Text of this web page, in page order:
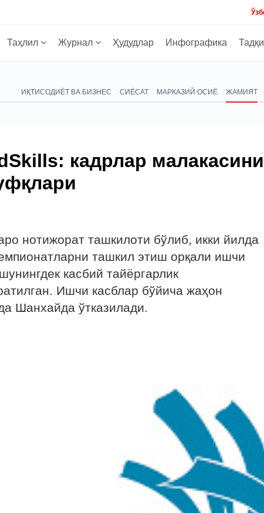
Таҳлил Журнал Ҳудудлар Инфографика
ИҚТИСОДИЁТ ВА БИЗНЕС СИЁСАТ МАРКАЗИЙ ОСИЁ ЖАМИЯТ
кадрлар малакасини
нотижорат ташкилоти бўлиб, икки йилда
ташкил этиш орқали ишчи
касбий тайёргарлик
Ишчи касблар бўйича жаҳон
Шанхайда ўтказилади.